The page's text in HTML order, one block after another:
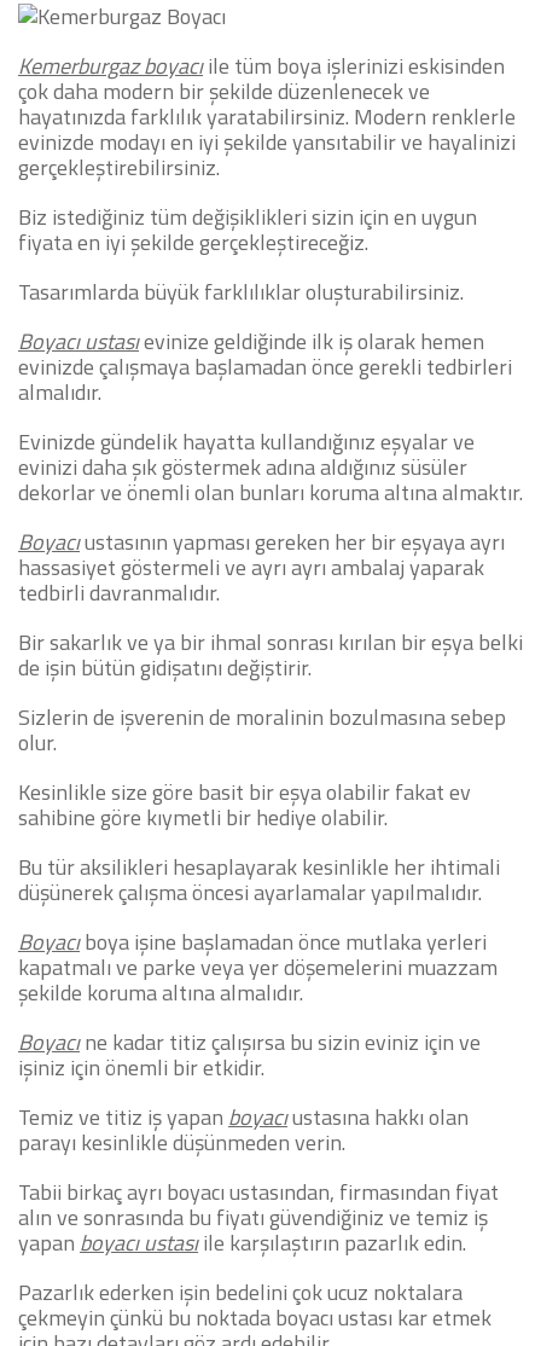
Kemerburgaz boyacıile tüm boya işlerinizi eskisinden
çok daha modern bir şekilde düzenlenecek ve
hayatınızda farklılık yaratabilirsiniz. Modern renklerle
evinizde modayı en iyi şekilde yansıtabilir ve hayalinizi
gerçekleştirebilirsiniz.
Biz istediğiniz tüm değişiklikleri sizin için en uygun
fiyata en iyi şekilde gerçekleştireceğiz.
Tasarımlarda büyük farklılıklar oluşturabilirsiniz.
Boyacı ustasıevinize geldiğinde ilk iş olarak hemen
evinizde çalışmaya başlamadan önce gerekli tedbirleri
almalıdır.
Evinizde gündelik hayatta kullandığınız eşyalar ve
evinizi daha şık göstermek adına aldığınız süsüler
dekorlar ve önemli olan bunları koruma altına almaktır.
Boyacıustasının yapması gereken her bir eşyaya ayrı
hassasiyet göstermeli ve ayrı ayrı ambalaj yaparak
tedbirli davranmalıdır.
Bir sakarlık ve ya bir ihmal sonrası kırılan bir eşya belki
de işin bütün gidişatını değiştirir.
Sizlerin de işverenin de moralinin bozulmasına sebep
olur.
Kesinlikle size göre basit bir eşya olabilir fakat ev
sahibine göre kıymetli bir hediye olabilir.
Bu tür aksilikleri hesaplayarak kesinlikle her ihtimali
düşünerek çalışma öncesi ayarlamalar yapılmalıdır.
Boyacıboya işine başlamadan önce mutlaka yerleri
kapatmalı ve parke veya yer döşemelerini muazzam
şekilde koruma altına almalıdır.
Boyacıne kadar titiz çalışırsa bu sizin eviniz için ve
işiniz için önemli bir etkidir.
Temiz ve titiz iş yapan boyacıustasına hakkı olan
parayı kesinlikle düşünmeden verin.
Tabii birkaç ayrı boyacı ustasından, firmasından fiyat
alın ve sonrasında bu fiyatı güvendiğiniz ve temiz iş
yapan boyacı ustasıile karşılaştırın pazarlık edin.
Pazarlık ederken işin bedelini çok ucuz noktalara
çekmeyin çünkü bu noktada boyacı ustası kar etmek